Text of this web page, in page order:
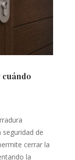
de
cerrar la
la